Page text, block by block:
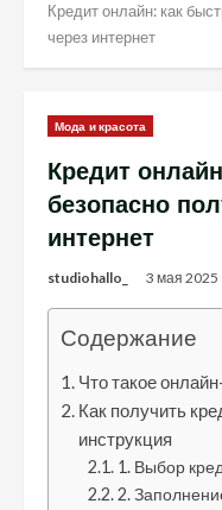
Кредит онлайн: как
через интернет
Мода и красота
Кредит
безопасно
интернет
studiohallo_ 3 мая 2025
Содержание
Что такое
Как получить
инструкция
1. Выбор
2.